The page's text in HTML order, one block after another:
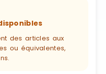
des articles aux
ou équivalentes,